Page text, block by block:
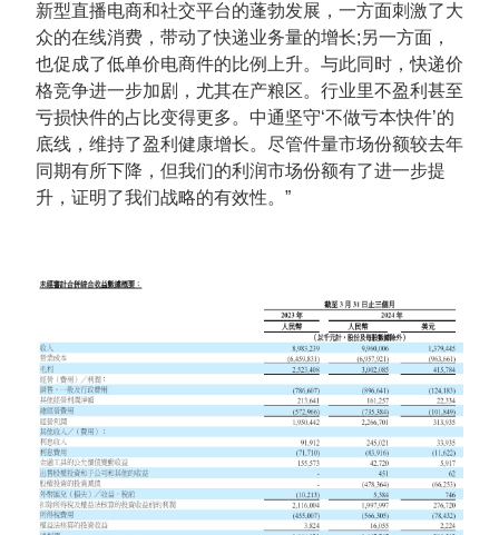
新型直播电商和社交平台的蓬勃发展，一方面刺激了大
众的在线消费，带动了快递业务量的增长;另一方面，
也促成了低单价电商件的比例上升。与此同时，快递价
格竞争进一步加剧，尤其在产粮区。行业里不盈利甚至
亏损快件的占比变得更多。中通坚守‘不做亏本快件’的
底线，维持了盈利健康增长。尽管件量市场份额较去年
同期有所下降，但我们的利润市场份额有了进一步提
升，证明了我们战略的有效性。”